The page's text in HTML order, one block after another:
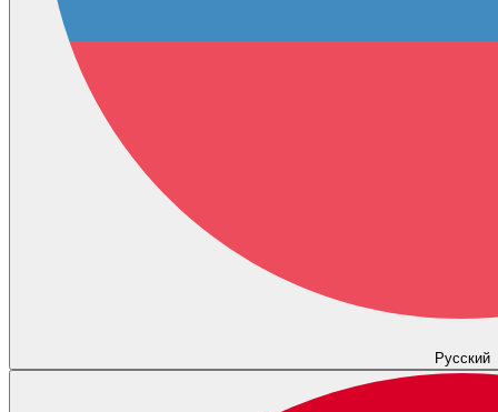
Русский